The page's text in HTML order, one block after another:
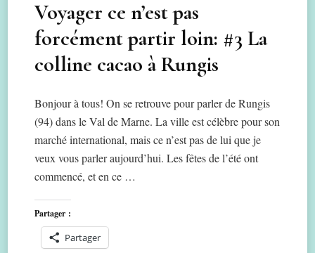
Voyager ce n’est pas
forcément partir loin: #3 La
colline cacao à Rungis
Bonjour à tous! On se retrouve pour parler de Rungis
(94) dans le Val de Marne. La ville est célèbre pour son
marché international, mais ce n’est pas de lui que je
veux vous parler aujourd’hui. Les fêtes de l’été ont
commencé, et en ce …
Partager :
Partager